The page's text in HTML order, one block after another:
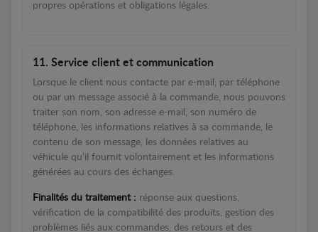
propres opérations et obligations légales.
11. Service client et communication
Lorsque le client nous contacte par e-mail, par téléphone
ou par un message associé à la commande, nous pouvons
traiter son nom, son adresse e-mail, son numéro de
téléphone, les informations relatives à sa commande, le
contenu de son message, les données relatives au
véhicule qu’il fournit volontairement et les informations
générées au cours des échanges.
Finalités du traitement : réponse aux questions,
vérification de la compatibilité des produits, gestion des
problèmes liés aux commandes, des retours et des